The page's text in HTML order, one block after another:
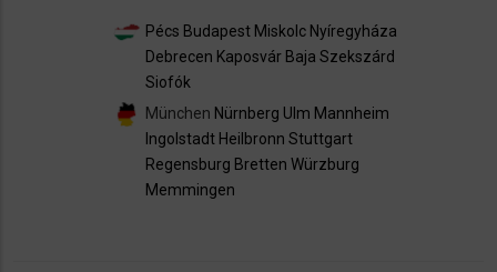
Pécs Budapest Miskolc Nyíregyháza
Debrecen Kaposvár Baja Szekszárd
Siofók
München Nürnberg Ulm Mannheim
Ingolstadt Heilbronn Stuttgart
Regensburg Bretten Würzburg
Memmingen